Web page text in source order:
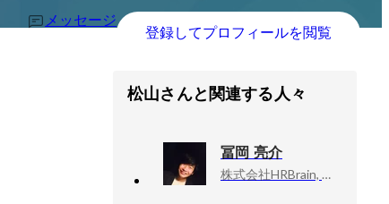
メッセージ
登録してプロフィールを閲覧
松山さんと関連する人々
冨岡 亮介
株式会社HRBrain, 執行役員 事業統括本部長